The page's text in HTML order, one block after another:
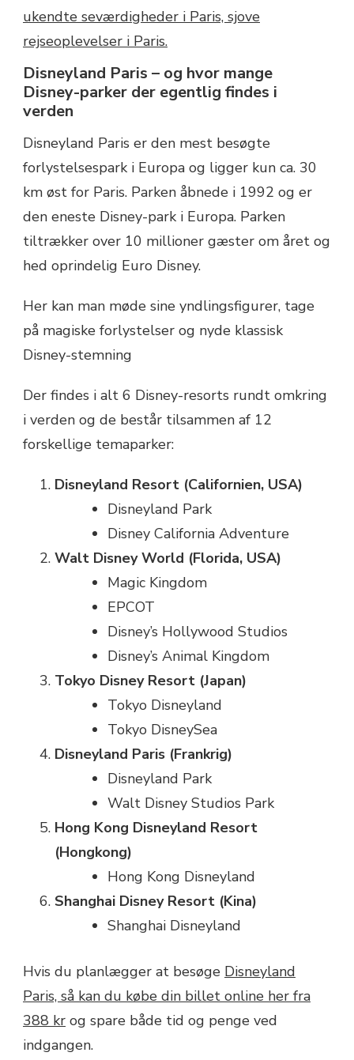
Disneyland Paris – og hvor mange
Disney-parker der egentlig findes i
verden
Disneyland Paris er den mest besøgte
forlystelsespark i Europa og ligger kun ca. 30
km øst for Paris. Parken åbnede i 1992 og er
den eneste Disney-park i Europa. Parken
tiltrækker over 10 millioner gæster om året og
hed oprindelig Euro Disney.
Her kan man møde sine yndlingsfigurer, tage
på magiske forlystelser og nyde klassisk
Disney-stemning
Der findes i alt 6 Disney-resorts rundt omkring
i verden og de består tilsammen af 12
forskellige temaparker:
Disneyland Resort (Californien, USA)
Disneyland Park
Disney California Adventure
Walt Disney World (Florida, USA)
Magic Kingdom
EPCOT
Disney’s Hollywood Studios
Disney’s Animal Kingdom
Tokyo Disney Resort (Japan)
Tokyo Disneyland
Tokyo DisneySea
Disneyland Paris (Frankrig)
Disneyland Park
Walt Disney Studios Park
Hong Kong Disneyland Resort
(Hongkong)
Hong Kong Disneyland
Shanghai Disney Resort (Kina)
Shanghai Disneyland
Hvis du planlægger at besøge Disneyland
Paris, så kan du købe din billet online her fra
388 kr og spare både tid og penge ved
indgangen.